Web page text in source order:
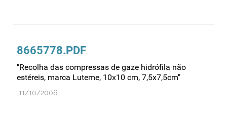
Locais de venda
Manutenção no mercado
8665778.PDF
"Recolha das compressas de gaze hidrófila não
estéreis, marca Luteme, 10x10 cm, 7,5x7,5cm"
11/10/2006